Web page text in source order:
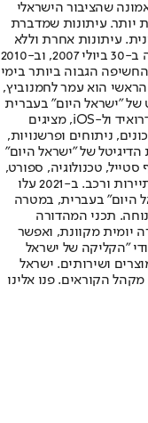
שהציבור הישראלי
יותר. עיתונות שמדברת
עיתונות אחרת וללא
תשלום. המהדורה המודפסת הראשונה פורסמה ב-30 ביולי 2007, וב-2010
הגבוה ביותר בימי
הוא עמר לחמנוביץ,
של "ישראל היום" בעברית
ובאנגלית, כמו כן היישומונים (אפליקציות) לאנדרואיד ול-iOS, מציגים
ניתוחים ופרשנויות,
הדיגיטל של "ישראל היום"
סטייל, טכנולוגיה, ספורט,
כלכלה וצרכנות, בריאות, חיילים, אוכל, יהדות, תיירות ורכב. ב-2021 עלו
היום" בעברית, במטרה
תכני המהדורה
יומית מקוונת, ואפשר
"הקליקה של ישראל
ושירותים. ישראל
הקוראים. פנו אלינו